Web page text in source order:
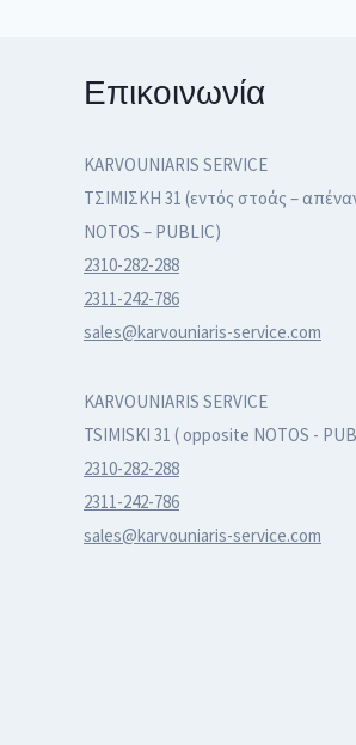
Επικοινωνία
KARVOUNIARIS SERVICE
ΤΣΙΜΙΣΚΗ 31 (εντός στοάς –
NOTOS – PUBLIC)
2310-282-288
2311-242-786
sales@karvouniaris-service.com
KARVOUNIARIS SERVICE
TSIMISKI 31 ( opposite NOTOS -
2310-282-288
2311-242-786
sales@karvouniaris-service.com